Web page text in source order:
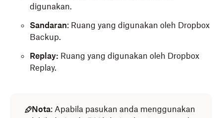
digunakan.
Sandaran: Ruang yang digunakan oleh Dropbox
Backup.
Replay: Ruang yang digunakan oleh Dropbox
Replay.
Nota: Apabila pasukan anda menggunakan